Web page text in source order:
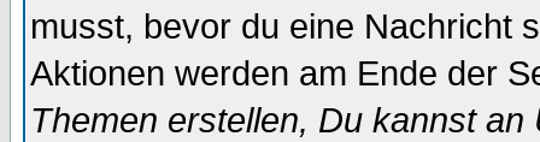
musst, bevor du eine Nachricht
Aktionen werden am Ende der
Themen erstellen, Du kannst